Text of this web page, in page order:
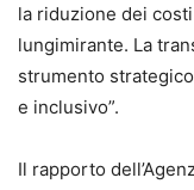
la riduzione dei
lungimirante. La
strumento
e inclusivo”.
Il rapporto